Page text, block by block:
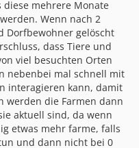
diese mehrere Monate
Wenn nach 2
Dorfbewohner gelöscht
dass Tiere und
viel besuchten Orten
nebenbei mal schnell mit
interagieren kann, damit
werden die Farmen dann
aktuell sind, da wenn
etwas mehr farme, falls
und dann nicht bei 0